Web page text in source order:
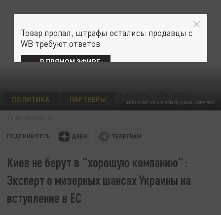
ФОТО: SERGII KHARCHENKO/GLOBALLOOKPRESS
ПОЛИТИКА ПАРТНЕРЫ
ПОДПИШИТЕСЬ:
Киев не берут в "хорошую компанию":
Эксперт о мизерных шансах Украины на
вступление в ЕС
Товар пропал, штрафы остались: продавцы с
WB требуют ответов
В ПРЯМОМ ЭФИРЕ: